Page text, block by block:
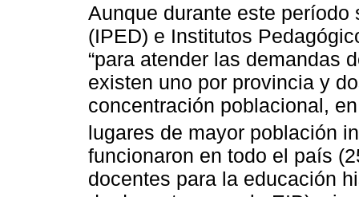
Aunque durante este
(IPED) e Institutos
“para atender las demandas
existen uno por provincia y
concentración poblacional,
lugares de mayor población
funcionaron en todo el país
docentes para la educación